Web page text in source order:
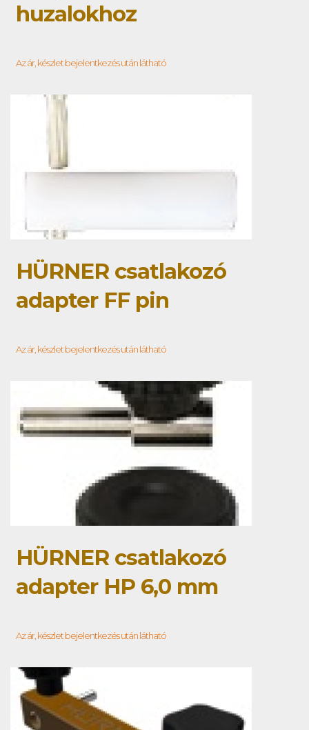
huzalokhoz
Az ár, készlet bejelentkezés után látható
HÜRNER csatlakozó
adapter FF pin
Az ár, készlet bejelentkezés után látható
HÜRNER csatlakozó
adapter HP 6,0 mm
Az ár, készlet bejelentkezés után látható